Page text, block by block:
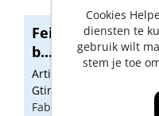
Fein Schuurblad
b...
Artikelnummer: 1743771
Gtin: 4014586211138
Fabrikant artikel
Cookies
diensten te
gebruik wilt
stem je toe